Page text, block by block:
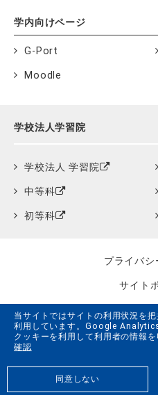
当サイトではサイトの利用状況を
利用しています。Google Analytics
クッキーを利用して利用者の情報を
確認
同意しない
学内向けページ
G-Port
Moodle
学校法人学習院
学校法人 学習院
中等科
初等科
プライバシ
サイト
クッキー
サイト